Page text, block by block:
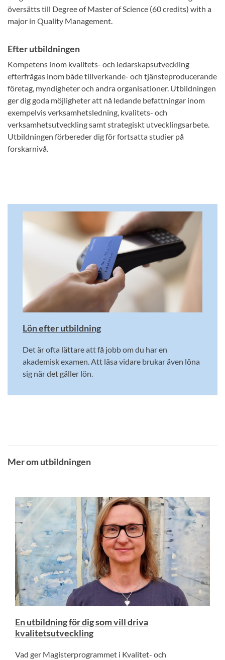
översätts till Degree of Master of Science (60 credits) with a
major in Quality Management.
Efter utbildningen
Kompetens inom kvalitets- och ledarskapsutveckling
efterfrågas inom både tillverkande- och tjänsteproducerande
företag, myndigheter och andra organisationer. Utbildningen
ger dig goda möjligheter att nå ledande befattningar inom
exempelvis verksamhetsledning, kvalitets- och
verksamhetsutveckling samt strategiskt utvecklingsarbete.
Utbildningen förbereder dig för fortsatta studier på
forskarnivå.
Lön efter utbildning
Det är ofta lättare att få jobb om du har en
akademisk examen. Att läsa vidare brukar även löna
sig när det gäller lön.
Mer om utbildningen
En utbildning för dig som vill driva
kvalitetsutveckling
Vad ger Magisterprogrammet i Kvalitet- och